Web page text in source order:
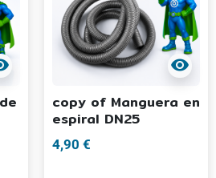
visibility
copy of Manguera en
espiral DN25
4,90 €